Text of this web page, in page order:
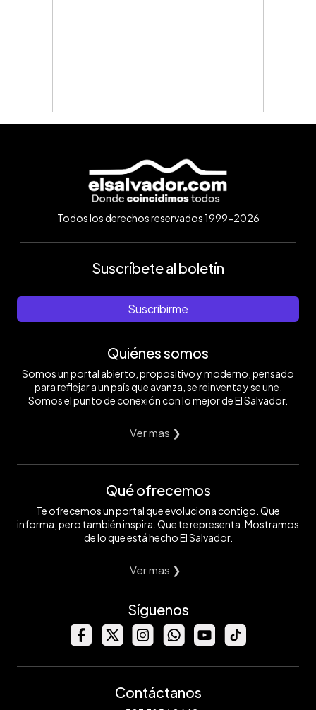
Todos los derechos reservados 1999-2026
Suscríbete al boletín
Suscribirme
Quiénes somos
Somos un portal abierto, propositivo y moderno, pensado
para reflejar a un país que avanza, se reinventa y se une.
Somos el punto de conexión con lo mejor de El Salvador.
Ver mas ❯
Qué ofrecemos
Te ofrecemos un portal que evoluciona contigo. Que
informa, pero también inspira. Que te representa. Mostramos
de lo que está hecho El Salvador.
Ver mas ❯
Síguenos
Contáctanos